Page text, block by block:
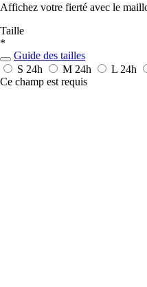
Affichez votre fierté avec le
Taille
*
Guide des tailles
S 24h M 24h L 24h
Ce champ est requis